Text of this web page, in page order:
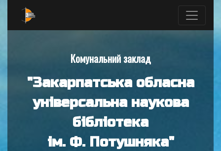
Комунальний заклад
"Закарпатська обласна
універсальна наукова
бібліотека
ім. Ф. Потушняка"